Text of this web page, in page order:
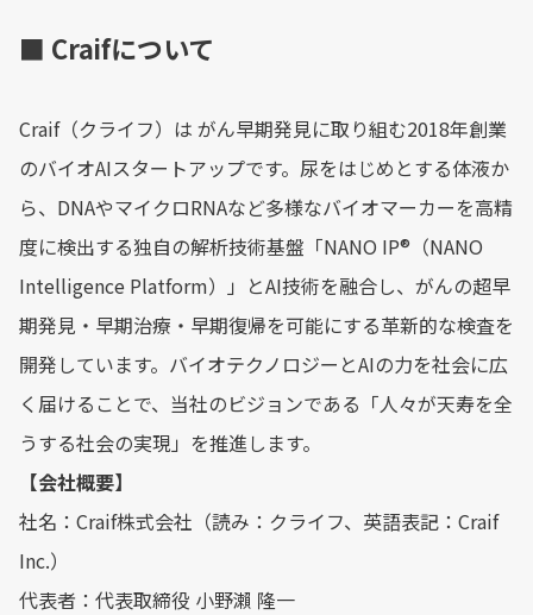
■ Craifについて
Craif（クライフ）は がん早期発見に取り組む2018年創業
のバイオAIスタートアップです。尿をはじめとする体液か
ら、DNAやマイクロRNAなど多様なバイオマーカーを高精
度に検出する独自の解析技術基盤「NANO IP®︎（NANO
Intelligence Platform）」とAI技術を融合し、がんの超早
期発見・早期治療・早期復帰を可能にする革新的な検査を
開発しています。バイオテクノロジーとAIの力を社会に広
く届けることで、当社のビジョンである「人々が天寿を全
うする社会の実現」を推進します。
【会社概要】
社名：Craif株式会社（読み：クライフ、英語表記：Craif
Inc.）
代表者：代表取締役 小野瀨 隆一